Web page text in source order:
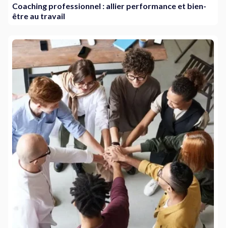
Coaching professionnel : allier performance et bien-
être au travail